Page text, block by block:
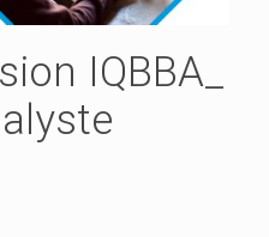
IQBBA_